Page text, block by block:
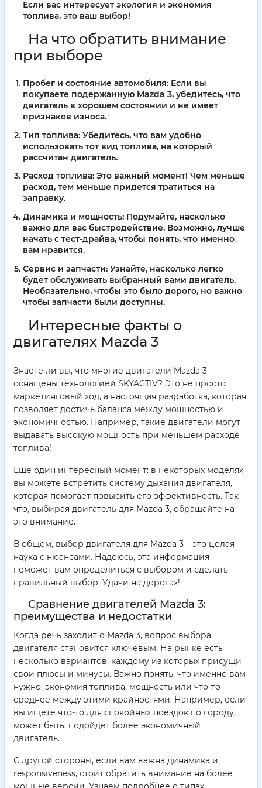
Если вас интересует экология и экономия
топлива, это ваш выбор!
На что обратить внимание
при выборе
Пробег и состояние автомобиля: Если вы
покупаете подержанную Mazda 3, убедитесь, что
двигатель в хорошем состоянии и не имеет
признаков износа.
Тип топлива: Убедитесь, что вам удобно
использовать тот вид топлива, на который
рассчитан двигатель.
Расход топлива: Это важный момент! Чем меньше
расход, тем меньше придется тратиться на
заправку.
Динамика и мощность: Подумайте, насколько
важно для вас быстродействие. Возможно, лучше
начать с тест-драйва, чтобы понять, что именно
вам нравится.
Сервис и запчасти: Узнайте, насколько легко
будет обслуживать выбранный вами двигатель.
Необязательно, чтобы это было дорого, но важно
чтобы запчасти были доступны.
Интересные факты о
двигателях Mazda 3
Знаете ли вы, что многие двигатели Mazda 3
оснащены технологией SKYACTIV? Это не просто
маркетинговый ход, а настоящая разработка, которая
позволяет достичь баланса между мощностью и
экономичностью. Например, такие двигатели могут
выдавать высокую мощность при меньшем расходе
топлива!
Еще один интересный момент: в некоторых моделях
вы можете встретить систему дыхания двигателя,
которая помогает повысить его эффективность. Так
что, выбирая двигатель для Mazda 3, обращайте на
это внимание.
В общем, выбор двигателя для Mazda 3 – это целая
наука с нюансами. Надеюсь, эта информация
поможет вам определиться с выбором и сделать
правильный выбор. Удачи на дорогах!
Сравнение двигателей Mazda 3:
преимущества и недостатки
Когда речь заходит о Mazda 3, вопрос выбора
двигателя становится ключевым. На рынке есть
несколько вариантов, каждому из которых присущи
свои плюсы и минусы. Важно понять, что именно вам
нужно: экономия топлива, мощность или что-то
среднее между этими крайностями. Например, если
вы ищете что-то для спокойных поездок по городу,
может быть, подойдёт более экономичный
двигатель.
С другой стороны, если вам важна динамика и
responsiveness, стоит обратить внимание на более